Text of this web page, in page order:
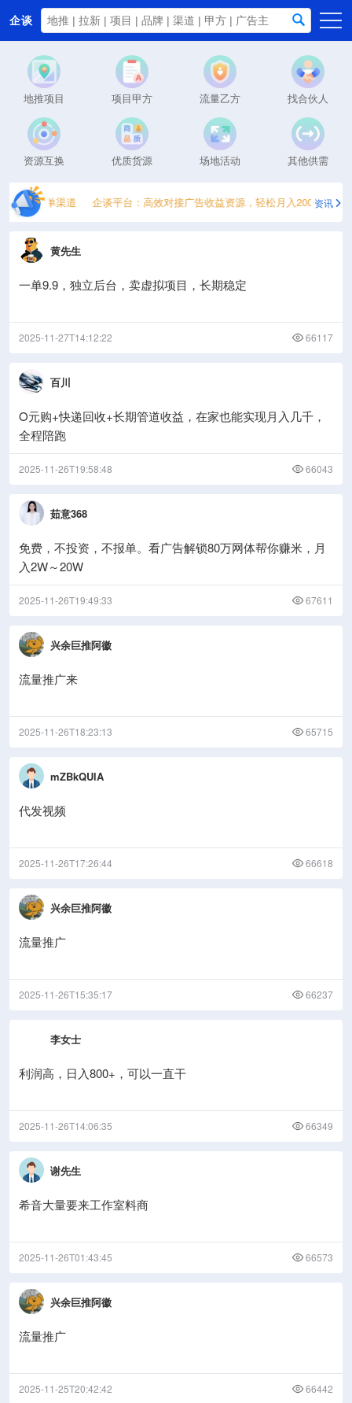
企谈
首页
商务资源
资讯动态
关于我们
地推项目 项目甲方 流量乙方 找合伙人
资源互换 优质货源 场地活动 其他供需
一手接单渠道 企谈平台：高效对接广告收益资源，轻松月入2000+资讯
黄先生
一单9.9，独立后台，卖虚拟项目，长期稳定
2025-11-27T14:12:22 66117
百川
O元购+快递回收+长期管道收益，在家也能实现月入几千，
全程陪跑
2025-11-26T19:58:48 66043
茹意368
免费，不投资，不报单。看广告解锁80万网体帮你赚米，月
入2W～20W
2025-11-26T19:49:33 67611
兴余巨推阿徽
流量推广来
2025-11-26T18:23:13 65715
mZBkQUlA
代发视频
2025-11-26T17:26:44 66618
兴余巨推阿徽
流量推广
2025-11-26T15:35:17 66237
李女士
利润高，日入800+，可以一直干
2025-11-26T14:06:35 66349
谢先生
希音大量要来工作室料商
2025-11-26T01:43:45 66573
兴余巨推阿徽
流量推广
2025-11-25T20:42:42 66442